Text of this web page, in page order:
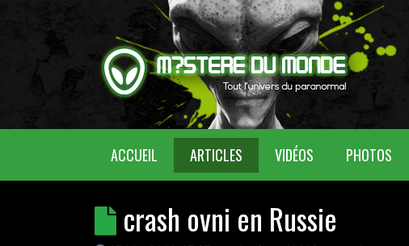
ACCUEIL (CURRENT)ARTICLES VIDÉOS PHOTOS
crash ovni en Russie